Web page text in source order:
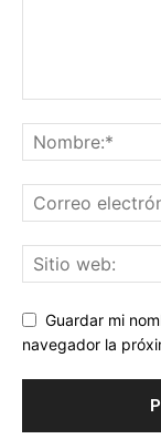
Guardar mi
navegador la